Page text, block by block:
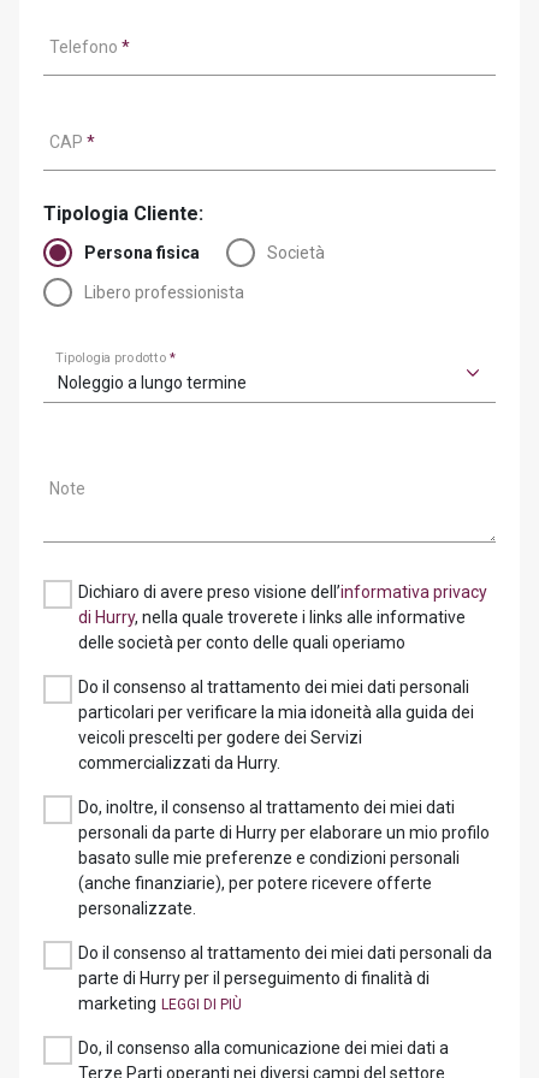
Telefono *
CAP *
Tipologia Cliente:
Persona fisica Società
Libero professionista
Tipologia prodotto*
Noleggio a lungo termine
Note
Dichiaro di avere preso visione dell’informativa privacy
di Hurry, nella quale troverete i links alle informative
delle società per conto delle quali operiamo
Do il consenso al trattamento dei miei dati personali
particolari per verificare la mia idoneità alla guida dei
veicoli prescelti per godere dei Servizi
commercializzati da Hurry.
Do, inoltre, il consenso al trattamento dei miei dati
personali da parte di Hurry per elaborare un mio profilo
basato sulle mie preferenze e condizioni personali
(anche finanziarie), per potere ricevere offerte
personalizzate.
Do il consenso al trattamento dei miei dati personali da
parte di Hurry per il perseguimento di finalità di
marketing
Do, il consenso alla comunicazione dei miei dati a
Terze Parti operanti nei diversi campi del settore